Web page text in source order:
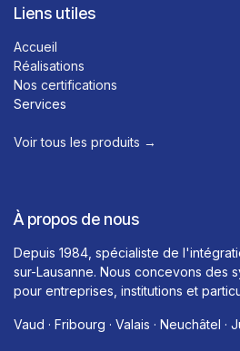
Liens utiles
Accueil
Réalisations
Nos certifications
Services
Voir tous les produits →​
À propos de nous
Depuis 1984, spécialiste de
sur-Lausanne. Nous concevons des
pour entreprises, institutions et
Vaud · Fribourg · Valais · Neuchâtel ·